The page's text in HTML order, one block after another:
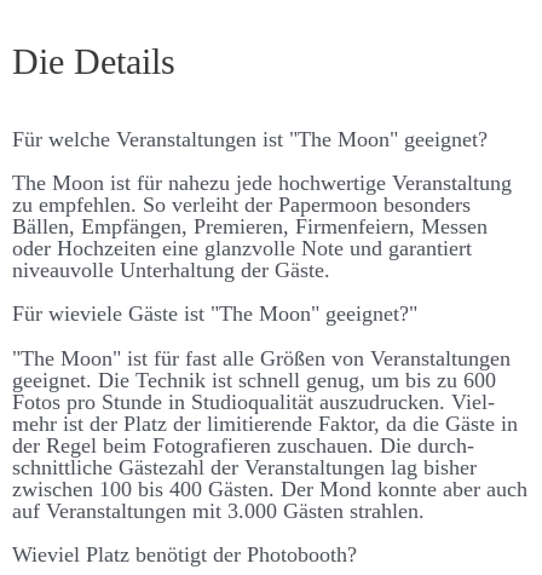
Die Details
Für welche Ver­an­stalt­ungen ist "The Moon" ge­eignet?
The Moon ist für nahe­zu jede hoch­­wert­ige Ver­­an­­stalt­­ung
zu emp­­fehlen. So ver­­leiht der Paper­­moon be­­sonders
Bällen, Emp­fängen, Premieren, Firmen­­feiern, Messen
oder Hoch­­zeiten eine glanz­volle Note und garant­iert
niveau­­volle Unter­­halt­­ung der Gäste.
Für wie­viele Gäste ist "The Moon" ge­eignet?"
"The Moon" ist für fast alle Größen von Ver­­an­­stalt­­ungen
ge­­eignet. Die Technik ist schnell genug, um bis zu 600
Fotos pro Stunde in Studio­­qualität aus­­zu­­drucken. Viel­­
mehr ist der Platz der limitierende Faktor, da die Gäste in
der Regel beim Foto­­grafieren zu­schauen. Die durch­­
schnitt­­liche Gäste­­zahl der Ver­­an­­stalt­­ungen lag bis­her
zwischen 100 bis 400 Gästen. Der Mond konnte aber auch
auf Ver­­an­stalt­­ungen mit 3.000 Gästen strahlen.
Wie­viel Platz be­nötigt der Photo­booth?